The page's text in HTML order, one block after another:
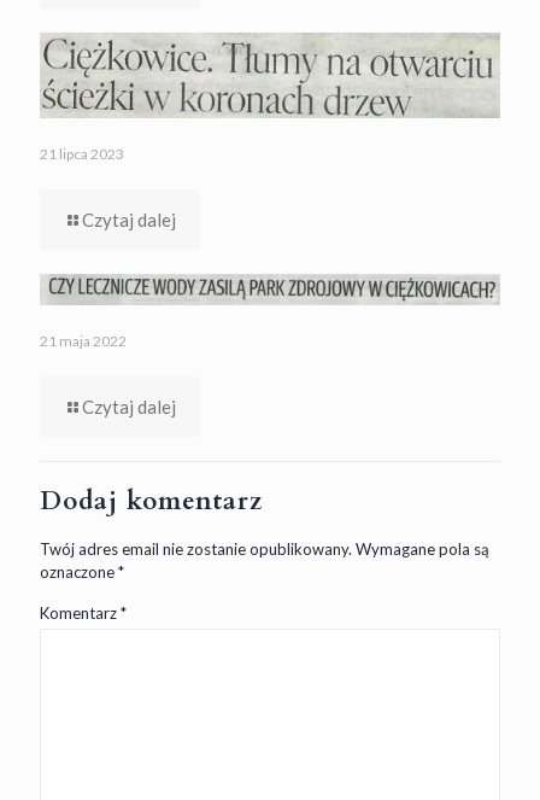
21 lipca 2023
Czytaj dalej
21 maja 2022
Czytaj dalej
Dodaj komentarz
Twój adres email nie zostanie opublikowany. Wymagane pola są
oznaczone*
Komentarz*